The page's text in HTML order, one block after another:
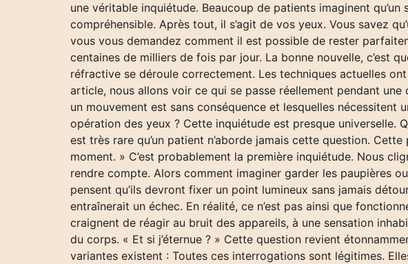
une véritable inquiétude. Beaucoup de patients imaginent
compréhensible. Après tout, il s’agit de vos yeux. Vous savez
vous vous demandez comment il est possible de rester
centaines de milliers de fois par jour. La bonne nouvelle, c’est
réfractive se déroule correctement. Les techniques actuelles
article, nous allons voir ce qui se passe réellement pendant
un mouvement est sans conséquence et lesquelles
opération des yeux ? Cette inquiétude est presque universelle.
est très rare qu’un patient n’aborde jamais cette question.
moment. » C’est probablement la première inquiétude. Nous
rendre compte. Alors comment imaginer garder les paupières
pensent qu’ils devront fixer un point lumineux sans jamais
entraînerait un échec. En réalité, ce n’est pas ainsi que
craignent de réagir au bruit des appareils, à une sensation
du corps. « Et si j’éternue ? » Cette question revient
variantes existent : Toutes ces interrogations sont légitimes.